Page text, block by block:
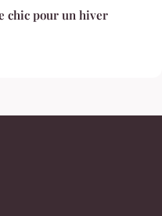
chic pour un hiver